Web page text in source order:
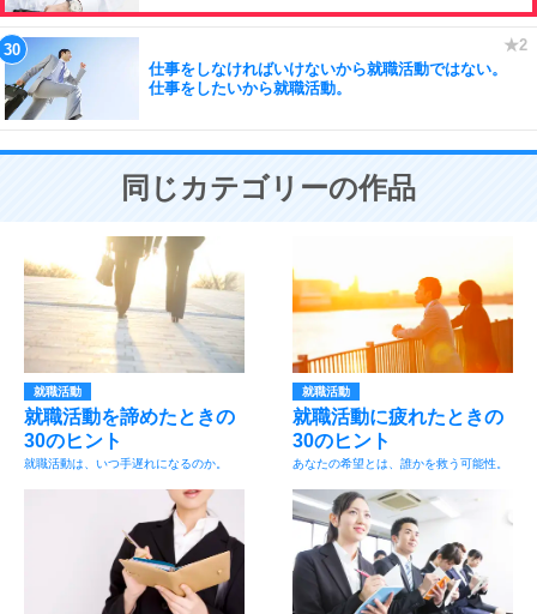
仕事をしなければいけないから就職活動ではない。
仕事をしたいから就職活動。
同じカテゴリーの作品
就職活動
就職活動を諦めたときの
30のヒント
就職活動は、いつ手遅れになるのか。
就職活動
就職活動に疲れたときの
30のヒント
あなたの希望とは、誰かを救う可能性。